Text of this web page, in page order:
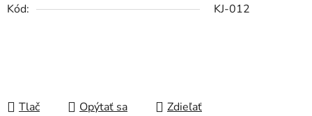
Kód:
KJ-012
Tlač Opýtať sa Zdieľať